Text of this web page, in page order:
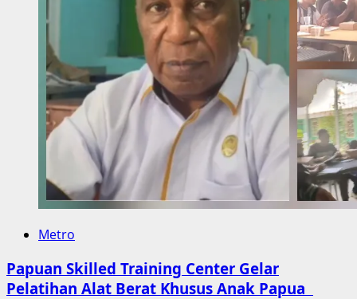
Metro
Papuan Skilled Training Center Gelar
Pelatihan Alat Berat Khusus Anak Papua